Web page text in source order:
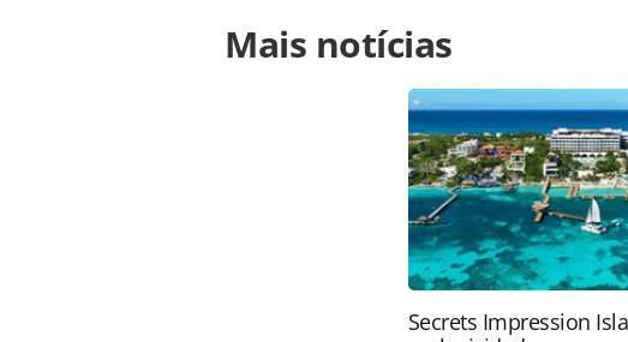
https://www.panrotas.com.br/noticia-
cresce-como-opcao-para-a-rio-
página. Todo o conteúdo produzido pela
brasileira sobre direito autoral. Não
PANROTAS Editora
Mais notícias
Secrets Impression